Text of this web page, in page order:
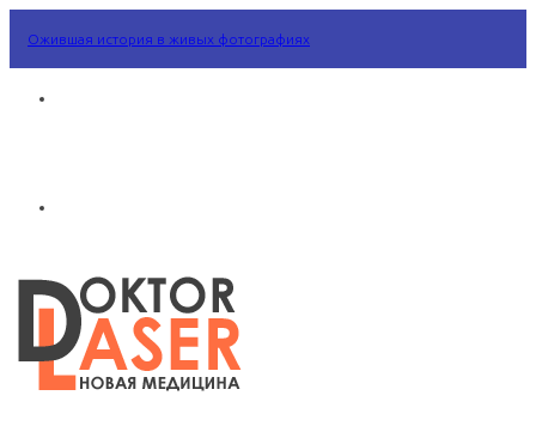
Ожившая история в живых фотографиях